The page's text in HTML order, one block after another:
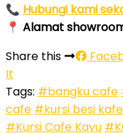
📞 Hubungi kami
📍 Alamat
Share this
It
Tags: #bangku cafe
cafe #kursi besi kafe
#Kursi Cafe Kayu